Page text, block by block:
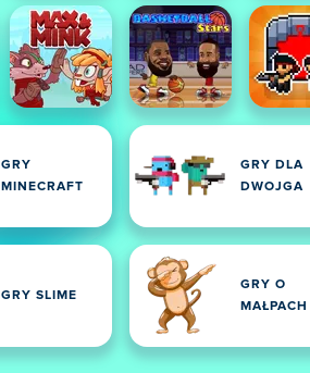
GRY
MINECRAFT
GRY DLA
DWOJGA
GRY SLIME
GRY O
MAŁPACH